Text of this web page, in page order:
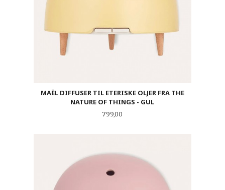
MAËL DIFFUSER TIL ETERISKE OLJER FRA THE
NATURE OF THINGS - GUL
Pris
799,00